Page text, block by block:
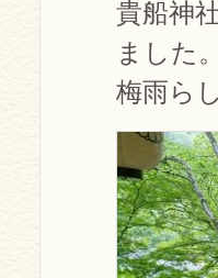
貴船神
ました
梅雨ら